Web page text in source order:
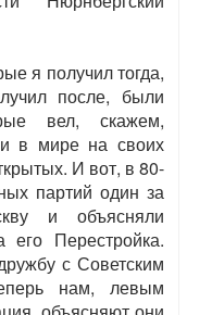
я получил тогда,
после, были
вел, скажем,
в мире на своих
И вот, в 80-
партий один за
и объясняли
его Перестройка.
с Советским
нам, левым